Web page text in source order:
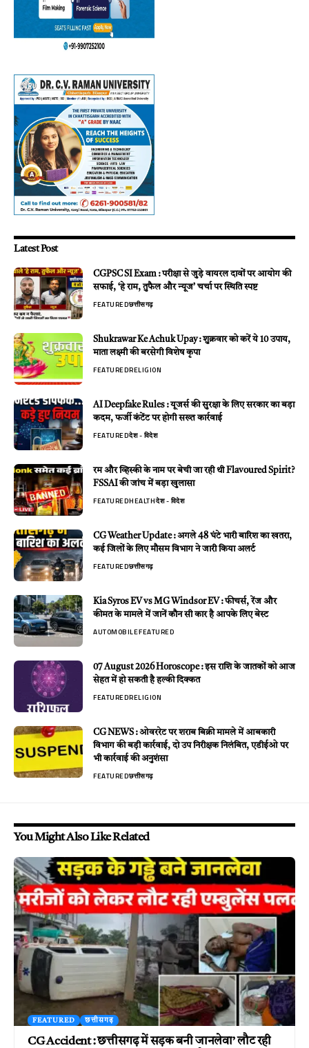
Latest Post
CGPSC SI Exam : परीक्षा से जुड़े वायरल दावों पर आयोग की
सफाई, ‘हे राम, तुफैल और न्यूज’ चर्चा पर स्थिति स्पष्ट
FEATUREDछत्तीसगढ़
Shukrawar Ke Achuk Upay : शुक्रवार को करें ये 10 उपाय,
माता लक्ष्मी की बरसेगी विशेष कृपा
FEATUREDRELIGION
AI Deepfake Rules : यूजर्स की सुरक्षा के लिए सरकार का बड़ा
कदम, फर्जी कंटेंट पर होगी सख्त कार्रवाई
FEATUREDदेश - विदेश
रम और व्हिस्की के नाम पर बेची जा रही थी Flavoured Spirit?
FSSAI की जांच में बड़ा खुलासा
FEATUREDHEALTHदेश - विदेश
CG Weather Update : अगले 48 घंटे भारी बारिश का खतरा,
कई जिलों के लिए मौसम विभाग ने जारी किया अलर्ट
FEATUREDछत्तीसगढ़
Kia Syros EV vs MG Windsor EV : फीचर्स, रेंज और
कीमत के मामले में जानें कौन सी कार है आपके लिए बेस्ट
AUTOMOBILEFEATURED
07 August 2026 Horoscope : इस राशि के जातकों को आज
सेहत में हो सकती है हल्की दिक्कत
FEATUREDRELIGION
CG NEWS : ओवररेट पर शराब बिक्री मामले में आबकारी
विभाग की बड़ी कार्रवाई, दो उप निरीक्षक निलंबित, एडीईओ पर
भी कार्रवाई की अनुशंसा
FEATUREDछत्तीसगढ़
You Might Also Like Related
FEATURED छत्तीसगढ़
CG Accident : छत्तीसगढ़ में सड़क बनी जानलेवा’ लौट रही